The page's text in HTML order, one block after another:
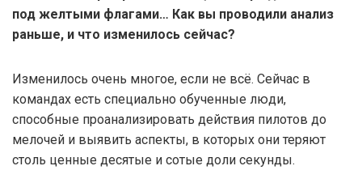
под желтыми флагами… Как вы проводили анализ
раньше, и что изменилось сейчас?
Изменилось очень многое, если не всё. Сейчас в
командах есть специально обученные люди,
способные проанализировать действия пилотов до
мелочей и выявить аспекты, в которых они теряют
столь ценные десятые и сотые доли секунды.